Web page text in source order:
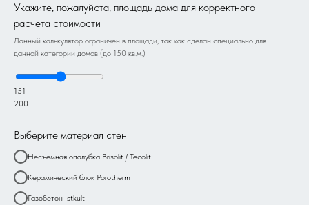
Укажите, пожалуйста, площадь дома для корректного
расчета стоимости
Данный калькулятор ограничен в площади, так как сделан специально для
данной категории домов (до 150 кв.м.)
151
200
Выберите материал стен
Несъемная опалубка Brisolit / Tecolit
Керамический блок Porotherm
Газобетон Istkult